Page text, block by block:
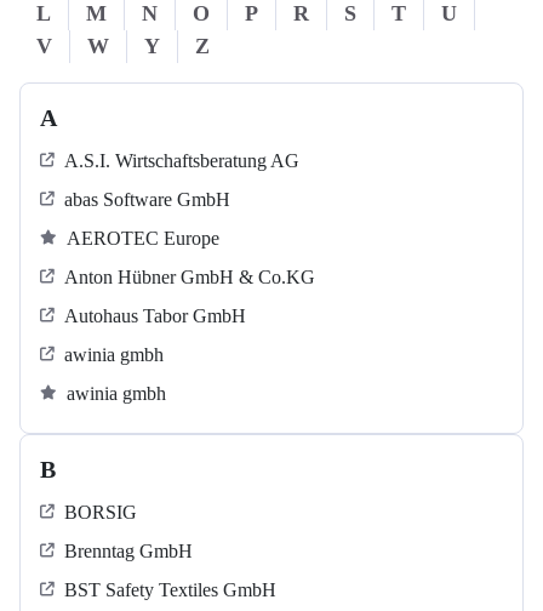
L
M N O P R S T
U
V
W Y Z
A
A.S.I. Wirtschaftsberatung AG
abas Software GmbH
AEROTEC Europe
Anton Hübner GmbH & Co.KG
Autohaus Tabor GmbH
awinia gmbh
awinia gmbh
B
BORSIG
Brenntag GmbH
BST Safety Textiles GmbH